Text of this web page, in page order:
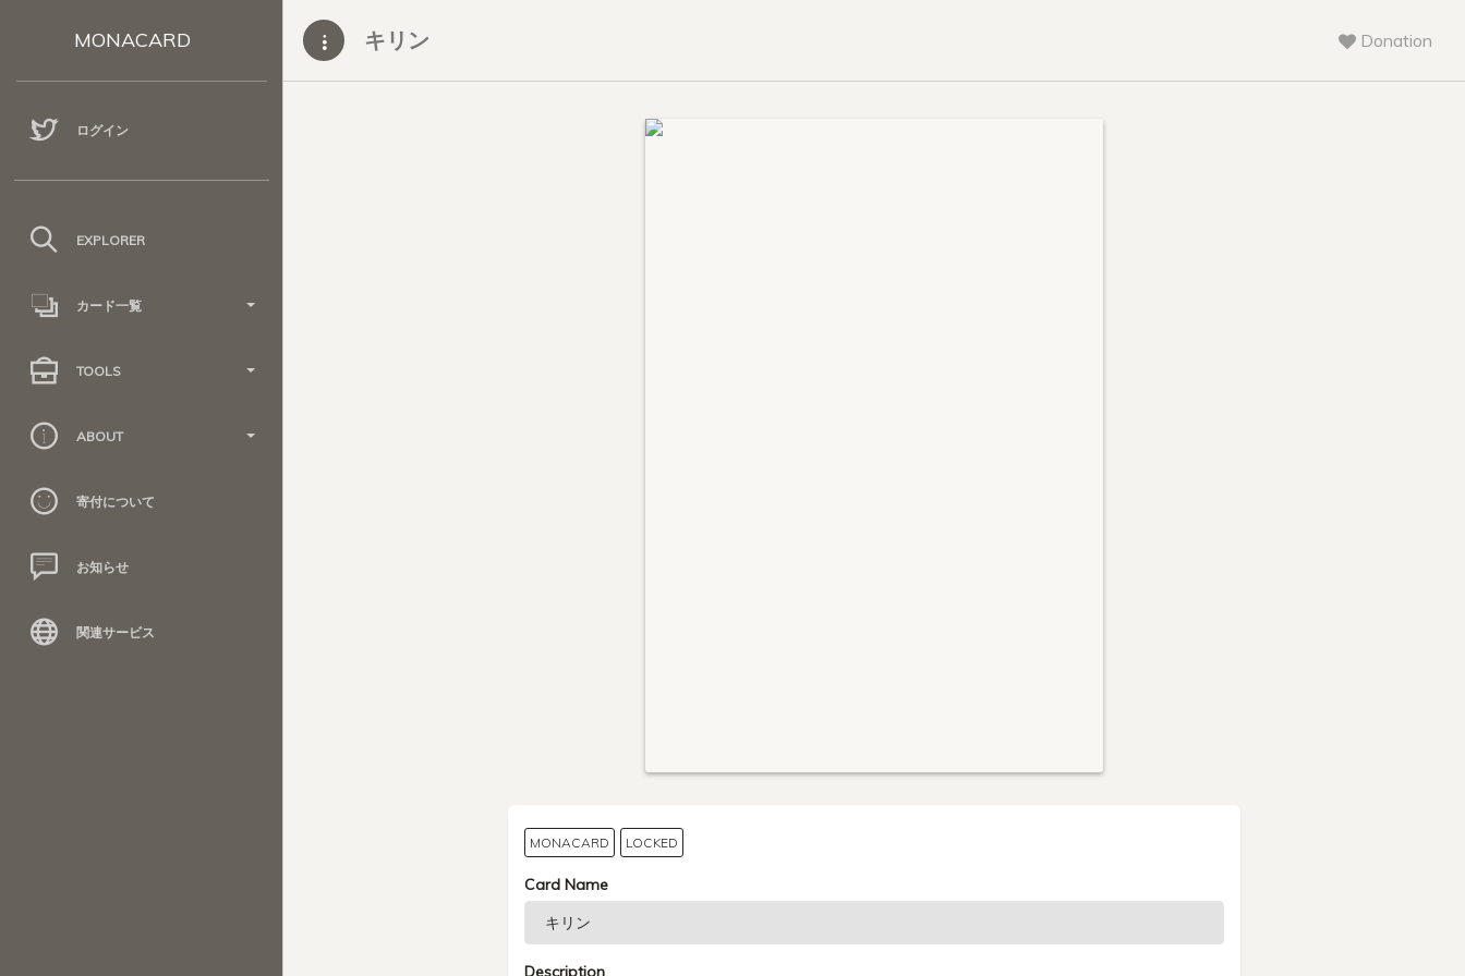
MONACARD
ログイン
EXPLORER
カード一覧
TOOLS
ABOUT
寄付について
お知らせ
関連サービス
キリン Donation
MONACARD LOCKED
Card Name
Description